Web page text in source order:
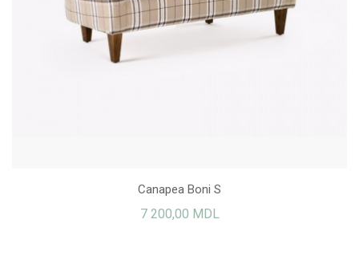
Canapea Boni S
7 200,00 MDL